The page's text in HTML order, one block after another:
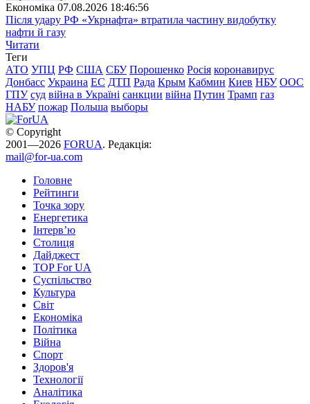
Економіка 07.08.2026 18:46:56
Після удару РФ «Укрнафта» втратила частину видобутку
нафти й газу
Читати
Теги
АТО УПЦ РФ США СБУ Порошенко Росія коронавирус
Донбасс Украина ЕС ДТП Рада Крым Кабмин Киев НБУ ООС
ГПУ суд війна в Україні санкции війна Путин Трамп газ
НАБУ пожар Польша выборы
© Copyright
2001—2026 FORUA. Редакція:
mail@for-ua.com
Головне
Рейтинги
Точка зору
Енергетика
Інтерв’ю
Столиця
Дайджест
TOP For UA
Суспiльство
Культура
Світ
Економіка
Політика
Війна
Спорт
Здоров'я
Технології
Аналітика